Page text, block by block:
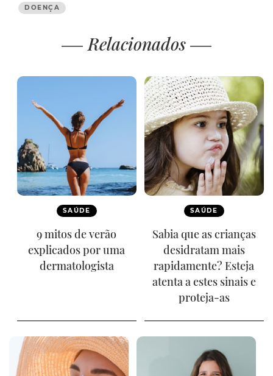
DOENÇA
Relacionados
SAÚDE
9 mitos de verão
explicados por uma
dermatologista
SAÚDE
Sabia que as crianças
desidratam mais
rapidamente? Esteja
atenta a estes sinais e
proteja-as